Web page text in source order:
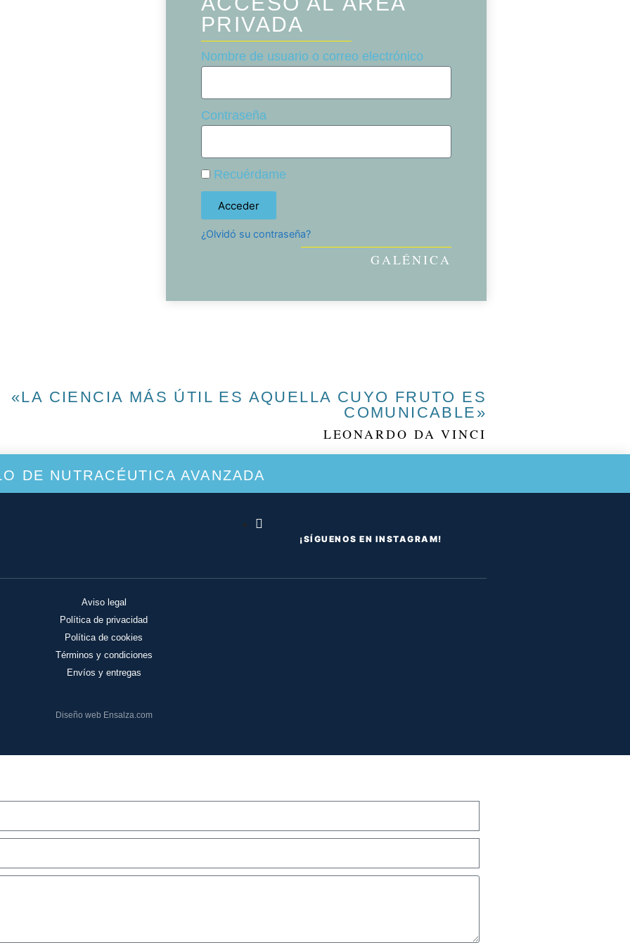
PRIVADA
Nombre de usuario o correo electrónico
Contraseña
Recuérdame
Acceder
¿Olvidó su contraseña?
GALÉNICA
«LA CIENCIA MÁS ÚTIL ES AQUELLA CUYO FRUTO ES
COMUNICABLE»
LEONARDO DA VINCI
DE NUTRACÉUTICA AVANZADA
¡SÍGUENOS EN INSTAGRAM!
Aviso legal
Política de privacidad
Política de cookies
Términos y condiciones
Envíos y entregas
Diseño web Ensalza.com